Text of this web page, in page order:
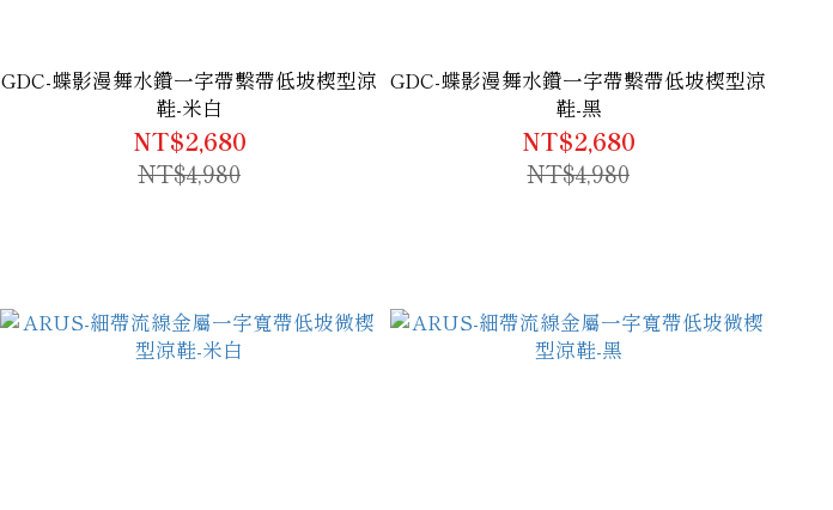
GDC-蝶影漫舞水鑽一字帶繫帶低坡楔型涼
鞋-米白
NT$2,680
NT$4,980
GDC-蝶影漫舞水鑽一字帶繫帶低坡楔型涼
鞋-黑
NT$2,680
NT$4,980